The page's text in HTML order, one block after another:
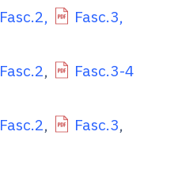
Fasc.2,
Fasc.3,
Fasc.2,
Fasc.3-4
Fasc.2, Fasc.3,